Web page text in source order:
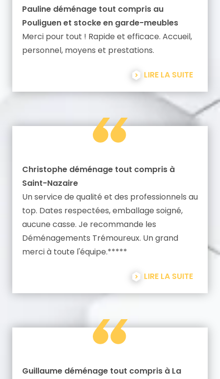
Pauline déménage tout compris au
Pouliguen et stocke en garde-meubles
Merci pour tout ! Rapide et efficace. Accueil,
personnel, moyens et prestations.
LIRE LA SUITE
Christophe déménage tout compris à
Saint-Nazaire
Un service de qualité et des professionnels au
top. Dates respectées, emballage soigné,
aucune casse. Je recommande les
Déménagements Trémoureux. Un grand
merci à toute l'équipe.*****
LIRE LA SUITE
Guillaume déménage tout compris à La